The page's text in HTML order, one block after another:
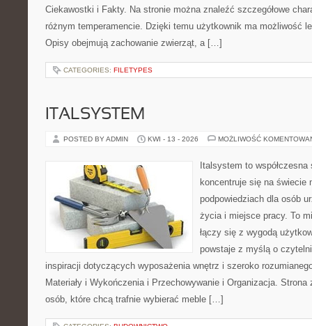
Ciekawostki i Fakty. Na stronie można znaleźć szczegółowe
różnym temperamencie. Dzięki temu użytkownik ma możliwość
Opisy obejmują zachowanie zwierząt, a […]
CATEGORIES: FILETYPES
ITALSYSTEM
POSTED BY ADMIN KWI - 13 - 2026 MOŻLIWOŚĆ
Italsystem to
koncentruje się na świecie
podpowiedziach dla osób
życia i miejsce pracy. To
łączy się z wygodą
powstaje z myślą o
inspiracji dotyczących wyposażenia wnętrz i szeroko
Materiały i Wykończenia i Przechowywanie i Organizacja. Strona
osób, które chcą trafnie wybierać meble […]